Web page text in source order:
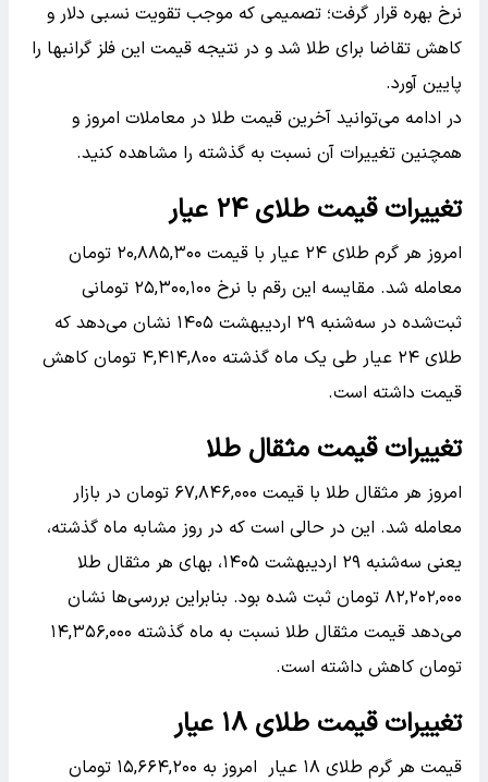
نرخ بهره قرار گرفت؛ تصمیمی که موجب تقویت نسبی دلار و
کاهش تقاضا برای طلا شد و در نتیجه قیمت این فلز گرانبها را
پایین آورد.
در ادامه می‌توانید آخرین قیمت طلا در معاملات امروز و
همچنین تغییرات آن نسبت به گذشته را مشاهده کنید.
تغییرات قیمت طلای ۲۴ عیار
امروز هر گرم طلای ۲۴ عیار با قیمت ۲۰,۸۸۵,۳۰۰ تومان
معامله شد. مقایسه این رقم با نرخ ۲۵,۳۰۰,۱۰۰ تومانی
ثبت‌شده در سه‌شنبه ۲۹ اردیبهشت ۱۴۰۵ نشان می‌دهد که
طلای ۲۴ عیار طی یک ماه گذشته ۴,۴۱۴,۸۰۰ تومان کاهش
قیمت داشته است.
تغییرات قیمت مثقال طلا
امروز هر مثقال طلا با قیمت ۶۷,۸۴۶,۰۰۰ تومان در بازار
معامله شد. این در حالی است که در روز مشابه ماه گذشته،
یعنی سه‌شنبه ۲۹ اردیبهشت ۱۴۰۵، بهای هر مثقال طلا
۸۲,۲۰۲,۰۰۰ تومان ثبت شده بود. بنابراین بررسی‌ها نشان
می‌دهد قیمت مثقال طلا نسبت به ماه گذشته ۱۴,۳۵۶,۰۰۰
تومان کاهش داشته است.
تغییرات قیمت طلای ۱۸ عیار
قیمت هر گرم طلای ۱۸ عیار امروز به ۱۵,۶۶۴,۲۰۰ تومان